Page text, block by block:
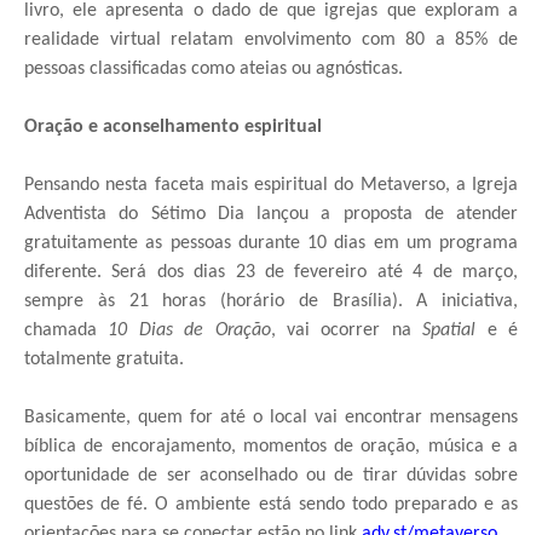
livro, ele apresenta o dado de que igrejas que exploram a
realidade virtual relatam envolvimento com 80 a 85% de
pessoas classificadas como ateias ou agnósticas.
Oração e aconselhamento espiritual
Pensando nesta faceta mais espiritual do Metaverso, a Igreja
Adventista do Sétimo Dia lançou a proposta de atender
gratuitamente as pessoas durante 10 dias em um programa
diferente. Será dos dias 23 de fevereiro até 4 de março,
sempre às 21 horas (horário de Brasília). A iniciativa,
chamada 10 Dias de Oração, vai ocorrer naSpatial e é
totalmente gratuita.
Basicamente, quem for até o local vai encontrar mensagens
bíblica de encorajamento, momentos de oração, música e a
oportunidade de ser aconselhado ou de tirar dúvidas sobre
questões de fé. O ambiente está sendo todo preparado e as